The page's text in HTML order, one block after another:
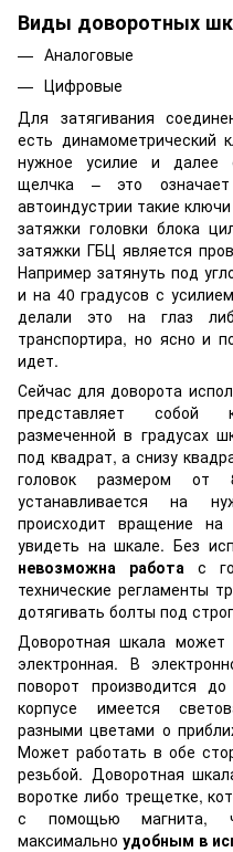
Виды доворотных
Аналоговые
Цифровые
Для затягивания
есть динамометрический
нужное усилие и далее
щелчка – это
автоиндустрии такие
затяжки головки блока
затяжки ГБЦ является
Например затянуть под
и на 40 градусов с
делали это на глаз
транспортира, но ясно и
идет.
Сейчас для доворота
представляет собой
размеченной в градусах
под квадрат, а снизу
головок размером
устанавливается на
происходит вращение
увидеть на шкале. Без
невозможна работа с
технические регламенты
дотягивать болты под
Доворотная шкала может
электронная. В
поворот производится
корпусе имеется
разными цветами о
Может работать в обе
резьбой. Доворотная
воротке либо трещетке,
с помощью магнита,
максимально удобным в